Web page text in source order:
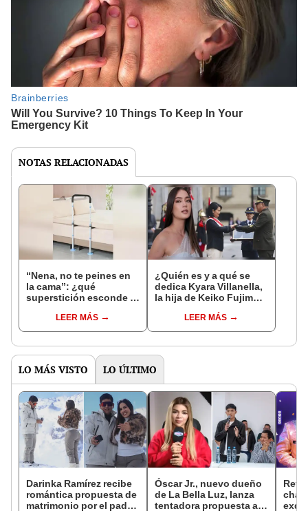
NOTAS RELACIONADAS
“Nena, no te peines en
la cama”: ¿qué
superstición esconde la
Enanitos Verdes?
LEER MÁS
¿Quién es y a qué se
dedica Kyara Villanella,
la hija de Keiko Fujimori
nivel nacional?
LEER MÁS
LO MÁS VISTO LO ÚLTIMO
Darinka Ramírez recibe
romántica propuesta de
matrimonio por el padre
Óscar Jr., nuevo dueño
de La Bella Luz, lanza
tentadora propuesta a